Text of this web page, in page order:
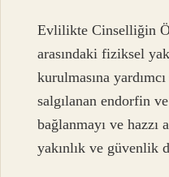
Evlilikte Cinselliğin
arasındaki fiziksel
kurulmasına
salgılanan endorfin
bağlanmayı ve hazzı
yakınlık ve güvenlik